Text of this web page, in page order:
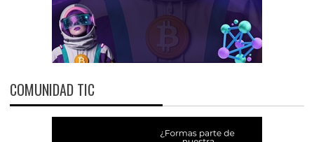
COMUNIDAD TIC